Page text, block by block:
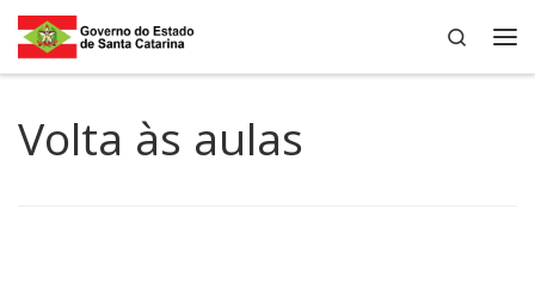
Skip to content
Search
Volta às aulas